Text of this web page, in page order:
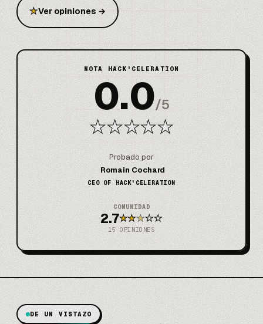
★Ver opiniones →
NOTA HACK'CELERATION
0.0/5
★★★★★
Probado por
Romain Cochard
CEO OF HACK'CELERATION
COMUNIDAD
2.7★★★★★
15 OPINIONES
DE UN VISTAZO